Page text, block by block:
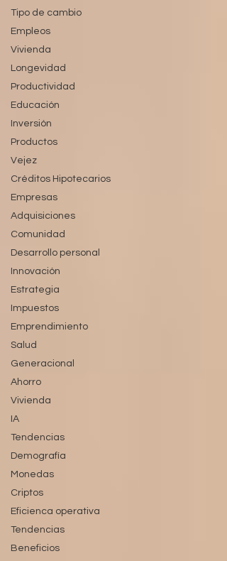
Tipo de cambio
Empleos
Vivienda
Longevidad
Productividad
Educación
Inversión
Productos
Vejez
Créditos Hipotecarios
Empresas
Adquisiciones
Comunidad
Desarrollo personal
Innovación
Estrategia
Impuestos
Emprendimiento
Salud
Generacional
Ahorro
Vivienda
IA
Tendencias
Demografía
Monedas
Criptos
Eficienca operativa
Tendencias
Beneficios